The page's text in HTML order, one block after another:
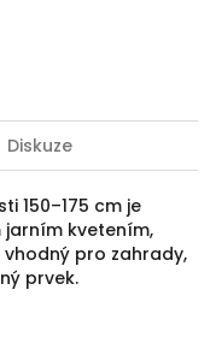
Diskuze
150–175 cm je
kvetením,
pro zahrady,
prvek.